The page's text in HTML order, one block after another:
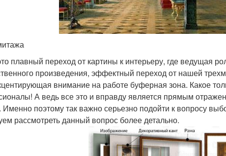
плавный переход от картины к интерьеру, где ведущая
произведения, эффектный переход от нашей
внимание на работе буферная зона. Какое
А ведь все это и вправду является прямым
Именно поэтому так важно серьезно подойти к вопросу
рассмотреть данный вопрос более детально.